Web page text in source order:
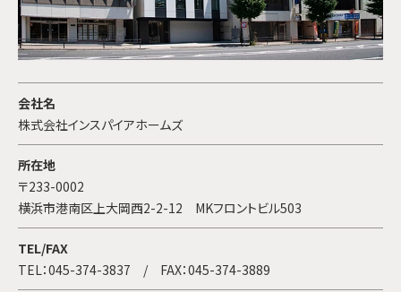
会社名
株式会社インスパイアホームズ
所在地
〒233-0002
横浜市港南区上大岡西2-2-12 MKフロントビル503
TEL/FAX
TEL：045-374-3837 / FAX：045-374-3889